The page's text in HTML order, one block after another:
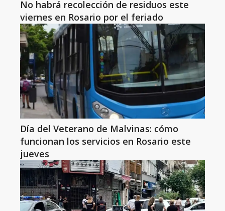
No habrá recolección de residuos este
viernes en Rosario por el feriado
Día del Veterano de Malvinas: cómo
funcionan los servicios en Rosario este
jueves